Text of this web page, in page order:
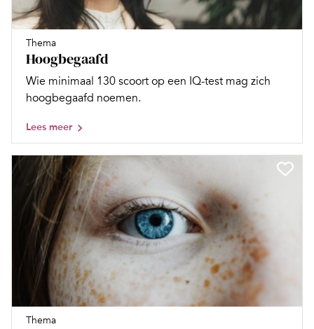
Thema
Hoogbegaafd
Wie minimaal 130 scoort op een IQ-test mag zich
hoogbegaafd noemen.
Lees meer
Thema